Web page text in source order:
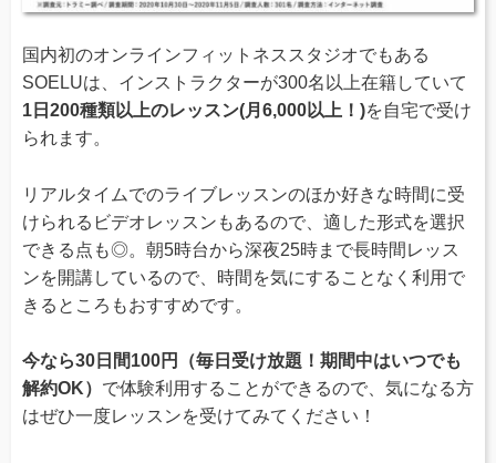
国内初のオンラインフィットネススタジオでもある
SOELUは、インストラクターが300名以上在籍していて
1日200種類以上のレッスン(月6,000以上！)を自宅で受け
られます。
リアルタイムでのライブレッスンのほか好きな時間に受
けられるビデオレッスンもあるので、適した形式を選択
できる点も◎。朝5時台から深夜25時まで長時間レッス
ンを開講しているので、時間を気にすることなく利用で
きるところもおすすめです。
今なら30日間100円（毎日受け放題！期間中はいつでも
解約OK） で体験利用することができるので、気になる方
はぜひ一度レッスンを受けてみてください！